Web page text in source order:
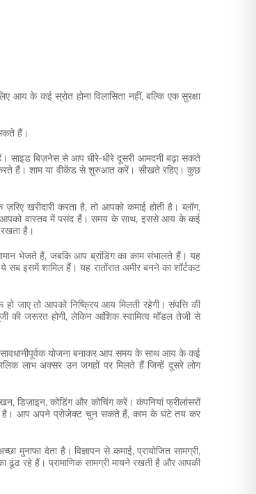
आय के कई स्रोत होना विलासिता नहीं, बल्कि एक सुरक्षा
हैं।
साइड बिज़नेस से आप धीरे-धीरे दूसरी आमदनी बढ़ा सकते
हैं। शाम या वीकेंड से शुरुआत करें। सीखते रहिए। कुछ
खरीदारी करता है, तो आपको कमाई होती है। ब्लॉग,
आपको वास्तव में पसंद हैं। समय के साथ, इससे आय के कई
है।
भेजते हैं, जबकि आप ब्रांडिंग का काम संभालते हैं। यह
इसमें शामिल हैं। यह रातोंरात अमीर बनने का शॉर्टकट
जाए तो आपको निष्क्रिय आय मिलती रहेगी। संपत्ति की
जरूरत होगी, लेकिन आंशिक स्वामित्व मॉडल तेजी से
सावधानीपूर्वक योजना बनाकर आप समय के साथ आय के कई
लाभ अक्सर उन जगहों पर मिलते हैं जिन्हें दूसरे लोग
डिज़ाइन, कोडिंग और कोचिंग करें। कंपनियां फ्रीलांसरों
है। आप अपने प्रोजेक्ट चुन सकते हैं, काम के घंटे तय कर
देता है। विज्ञापन से कमाई, प्रायोजित सामग्री,
ढूंढ रहे हैं। प्रामाणिक सामग्री मायने रखती है और आपकी